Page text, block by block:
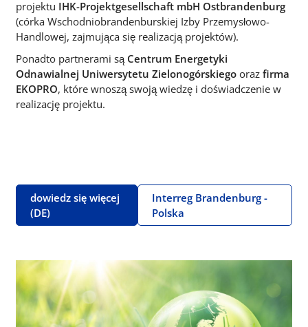
projektu IHK-Projektgesellschaft mbH Ostbrandenburg
(córka Wschodniobrandenburskiej Izby Przemysłowo-
Handlowej, zajmująca się realizacją projektów).
Ponadto partnerami są Centrum Energetyki
Odnawialnej Uniwersytetu Zielonogórskiego oraz firma
EKOPRO, które wnoszą swoją wiedzę i doświadczenie w
realizację projektu.
dowiedz się więcej
(DE)
Interreg Brandenburg -
Polska
Obraz